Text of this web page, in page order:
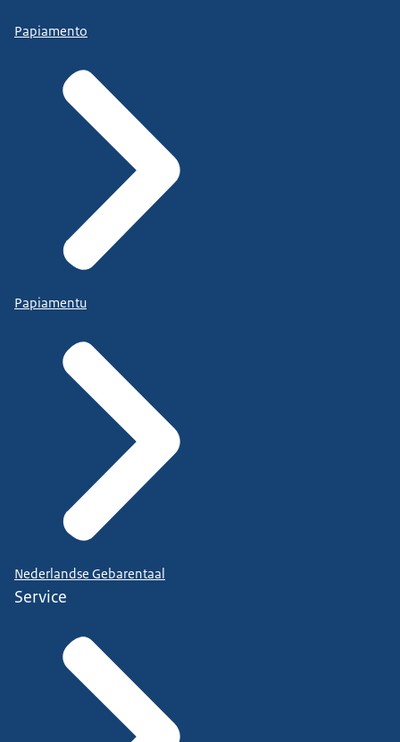
Papiamento
Papiamentu
Nederlandse Gebarentaal
Service